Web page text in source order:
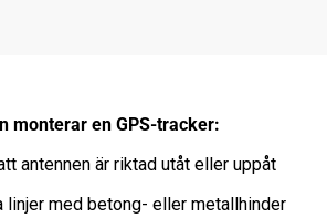
monterar en GPS-tracker:
antennen är riktad utåt eller uppåt
linjer med betong- eller metallhinder